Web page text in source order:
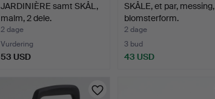
JARDINIÈRE samt SKÅL,
malm, 2 dele.
2 dage
Vurdering
53 USD
SKÅLE, et par, messing,
blomsterform.
2 dage
3 bud
43 USD